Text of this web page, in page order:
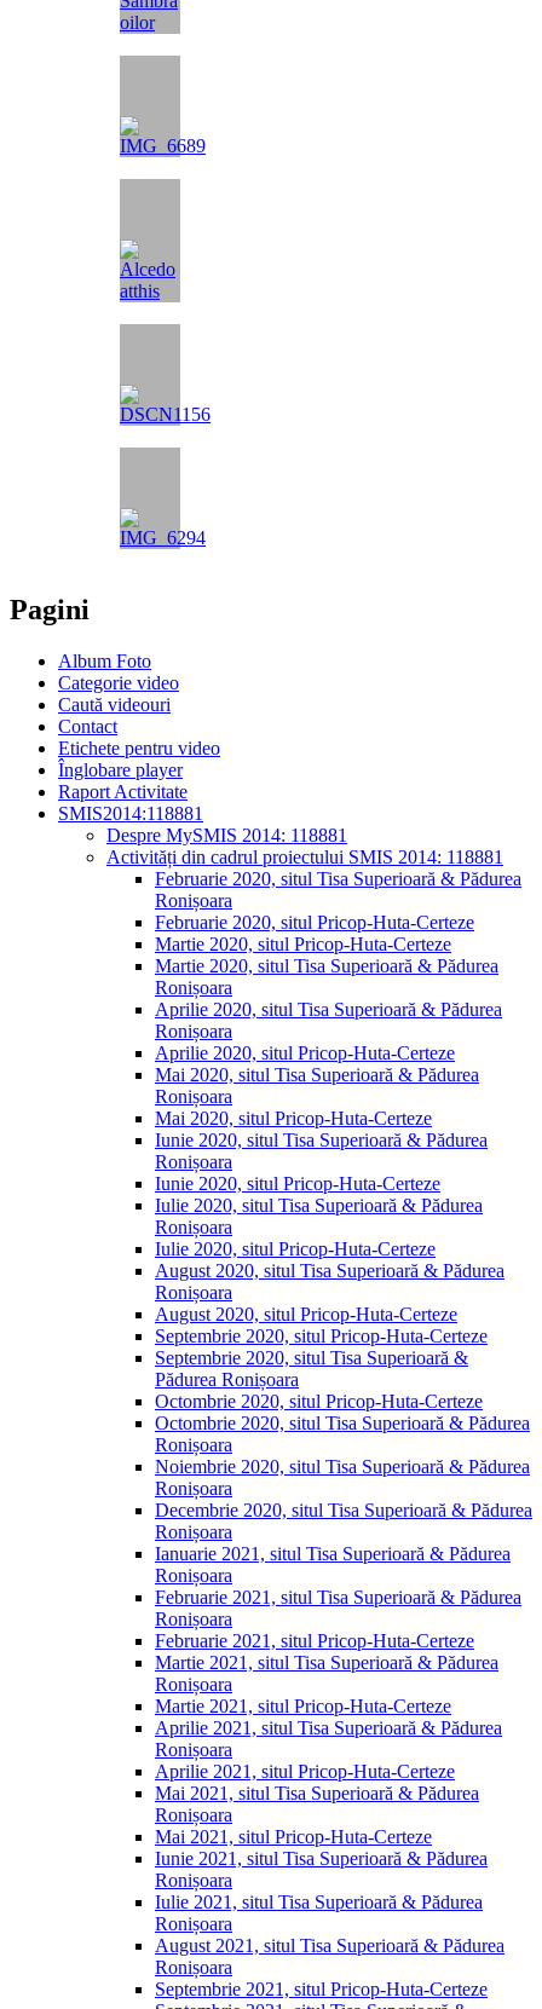
Pagini
Album Foto
Categorie video
Caută videouri
Contact
Etichete pentru video
Înglobare player
Raport Activitate
SMIS2014:118881
Despre MySMIS 2014: 118881
Activități din cadrul proiectului SMIS 2014: 118881
Februarie 2020, situl Tisa Superioară & Pădurea
Ronișoara
Februarie 2020, situl Pricop-Huta-Certeze
Martie 2020, situl Pricop-Huta-Certeze
Martie 2020, situl Tisa Superioară & Pădurea
Ronișoara
Aprilie 2020, situl Tisa Superioară & Pădurea
Ronișoara
Aprilie 2020, situl Pricop-Huta-Certeze
Mai 2020, situl Tisa Superioară & Pădurea
Ronișoara
Mai 2020, situl Pricop-Huta-Certeze
Iunie 2020, situl Tisa Superioară & Pădurea
Ronișoara
Iunie 2020, situl Pricop-Huta-Certeze
Iulie 2020, situl Tisa Superioară & Pădurea
Ronișoara
Iulie 2020, situl Pricop-Huta-Certeze
August 2020, situl Tisa Superioară & Pădurea
Ronișoara
August 2020, situl Pricop-Huta-Certeze
Septembrie 2020, situl Pricop-Huta-Certeze
Septembrie 2020, situl Tisa Superioară &
Pădurea Ronișoara
Octombrie 2020, situl Pricop-Huta-Certeze
Octombrie 2020, situl Tisa Superioară & Pădurea
Ronișoara
Noiembrie 2020, situl Tisa Superioară & Pădurea
Ronișoara
Decembrie 2020, situl Tisa Superioară & Pădurea
Ronișoara
Ianuarie 2021, situl Tisa Superioară & Pădurea
Ronișoara
Februarie 2021, situl Tisa Superioară & Pădurea
Ronișoara
Februarie 2021, situl Pricop-Huta-Certeze
Martie 2021, situl Tisa Superioară & Pădurea
Ronișoara
Martie 2021, situl Pricop-Huta-Certeze
Aprilie 2021, situl Tisa Superioară & Pădurea
Ronișoara
Aprilie 2021, situl Pricop-Huta-Certeze
Mai 2021, situl Tisa Superioară & Pădurea
Ronișoara
Mai 2021, situl Pricop-Huta-Certeze
Iunie 2021, situl Tisa Superioară & Pădurea
Ronișoara
Iulie 2021, situl Tisa Superioară & Pădurea
Ronișoara
August 2021, situl Tisa Superioară & Pădurea
Ronișoara
Septembrie 2021, situl Pricop-Huta-Certeze